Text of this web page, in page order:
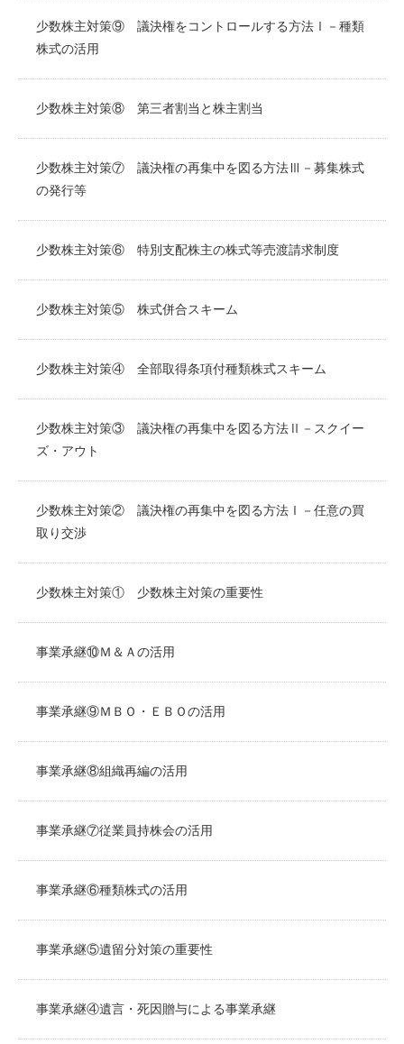
少数株主対策⑨ 議決権をコントロールする方法Ⅰ－種類
株式の活用
少数株主対策⑧ 第三者割当と株主割当
少数株主対策⑦ 議決権の再集中を図る方法Ⅲ－募集株式
の発行等
少数株主対策⑥ 特別支配株主の株式等売渡請求制度
少数株主対策⑤ 株式併合スキーム
少数株主対策④ 全部取得条項付種類株式スキーム
少数株主対策③ 議決権の再集中を図る方法Ⅱ－スクイー
ズ・アウト
少数株主対策② 議決権の再集中を図る方法Ⅰ－任意の買
取り交渉
少数株主対策① 少数株主対策の重要性
事業承継⑩Ｍ＆Ａの活用
事業承継⑨ＭＢＯ・ＥＢＯの活用
事業承継⑧組織再編の活用
事業承継⑦従業員持株会の活用
事業承継⑥種類株式の活用
事業承継⑤遺留分対策の重要性
事業承継④遺言・死因贈与による事業承継